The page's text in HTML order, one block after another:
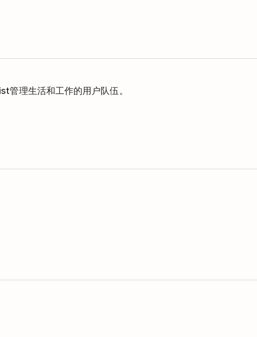
管理生活和工作的用户队伍。